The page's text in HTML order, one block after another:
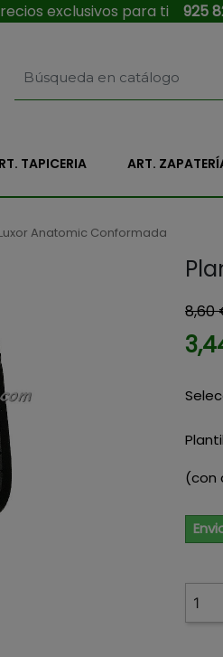
exclusivos para ti 925
TAPICERIA ART.
Anatomic Conformada
8,60
(con